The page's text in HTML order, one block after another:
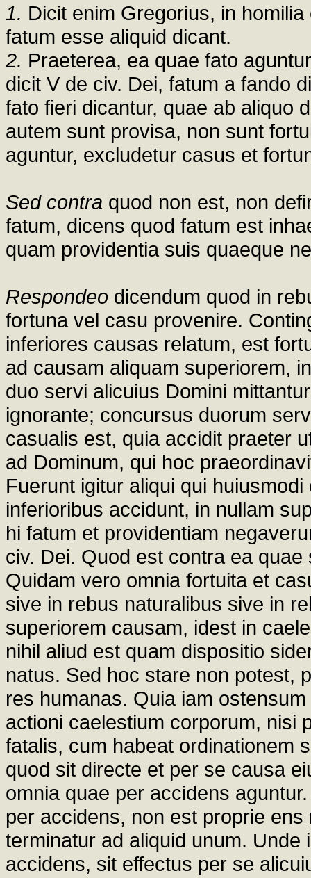
1. Dicit enim Gregorius, in
fatum esse aliquid dicant.
2. Praeterea, ea quae fato
dicit V de civ. Dei, fatum a fando
fato fieri dicantur, quae ab aliquo
autem sunt provisa, non sunt
aguntur, excludetur casus et
Sed contra quod non est, non
fatum, dicens quod fatum est
quam providentia suis quaeque
Respondeo dicendum quod in
fortuna vel casu provenire.
inferiores causas relatum, est
ad causam aliquam superiorem,
duo servi alicuius Domini
ignorante; concursus duorum
casualis est, quia accidit praeter
ad Dominum, qui hoc
Fuerunt igitur aliqui qui
inferioribus accidunt, in nullam
hi fatum et providentiam
civ. Dei. Quod est contra ea
Quidam vero omnia fortuita et
sive in rebus naturalibus sive in
superiorem causam, idest in
nihil aliud est quam dispositio
natus. Sed hoc stare non potest,
res humanas. Quia iam
actioni caelestium corporum, nisi
fatalis, cum habeat ordinationem
quod sit directe et per se causa
omnia quae per accidens
per accidens, non est proprie
terminatur ad aliquid unum.
accidens, sit effectus per se